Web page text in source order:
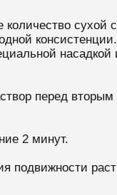
сухой
консистенции.
насадкой
перед
2 минут.